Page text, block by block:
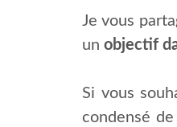
Je vous
un objectif
Si vous
condensé